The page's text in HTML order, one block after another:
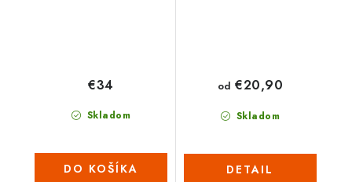
Skladom
€34
DO KOŠÍKA
Skladom
od €20,90
DETAIL